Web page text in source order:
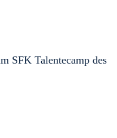
SFK Talentecamp des